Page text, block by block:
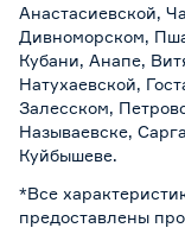
Анастасиевской,
Дивноморском,
Кубани, Анапе,
Натухаевской,
Залесском,
Называевске,
Куйбышеве.
*Все
предоставлены